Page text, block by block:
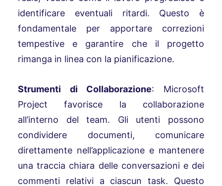
identificare eventuali ritardi. Questo è
fondamentale per apportare correzioni
tempestive e garantire che il progetto
rimanga in linea con la pianificazione.
Strumenti di Collaborazione: Microsoft
Project favorisce la collaborazione
all’interno del team. Gli utenti possono
condividere documenti, comunicare
direttamente nell’applicazione e mantenere
una traccia chiara delle conversazioni e dei
commenti relativi a ciascun task. Questo